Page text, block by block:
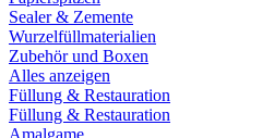
Sealer & Zemente
Wurzelfüllmaterialien
Zubehör und Boxen
Alles anzeigen
Füllung & Restauration
Füllung & Restauration
Amalgame